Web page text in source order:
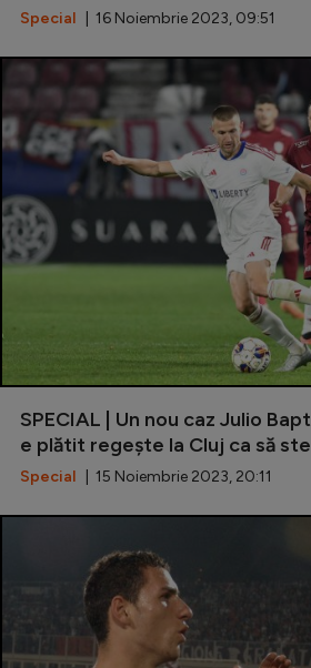
Special | 16 Noiembrie 2023, 09:51
SPECIAL | Un nou caz Julio
e plătit regește la Cluj ca să
Special | 15 Noiembrie 2023, 20:11